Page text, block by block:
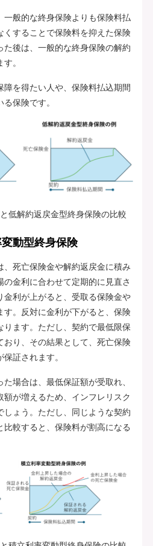
一般的な終身保険よりも保険料払
くすることで保険料を抑えた保険
た後は、一般的な終身保険の解約
。
を得たい人や、保険料払込期間
保険です。
低解約返戻金型終身保険の比較
動型終身保険
死亡保険金や解約返戻金に積み
金利に合わせて定期的に見直さ
金利が上がると、受取る保険金や
す。反対に金利が下がると、保険
ます。ただし、契約で最低限保
おり、その結果として、死亡保険
証されます。
場合は、最低保証額が受取れ、
が増えるため、インフレリスク
しょう。ただし、同じような契約
比較すると、保険料が割高になる